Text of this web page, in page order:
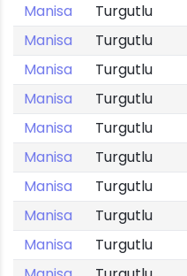
Manisa
Turgutlu
Manisa
Turgutlu
Manisa
Turgutlu
Manisa
Turgutlu
Manisa
Turgutlu
Manisa
Turgutlu
Manisa
Turgutlu
Manisa
Turgutlu
Manisa
Turgutlu